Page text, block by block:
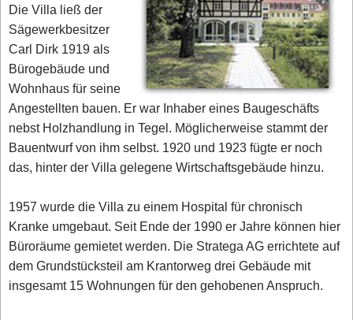
Die Villa ließ der
Sägewerkbesitzer
Carl Dirk 1919 als
Bürogebäude und
Wohnhaus für seine
Angestellten bauen. Er war Inhaber eines Baugeschäfts
nebst Holzhandlung in Tegel. Möglicherweise stammt der
Bauentwurf von ihm selbst. 1920 und 1923 fügte er noch
das, hinter der Villa gelegene Wirtschaftsgebäude hinzu.
1957 wurde die Villa zu einem Hospital für chronisch
Kranke umgebaut. Seit Ende der 1990 er Jahre können hier
Büroräume gemietet werden. Die Stratega AG errichtete auf
dem Grundstücksteil am Krantorweg drei Gebäude mit
insgesamt 15 Wohnungen für den gehobenen Anspruch.